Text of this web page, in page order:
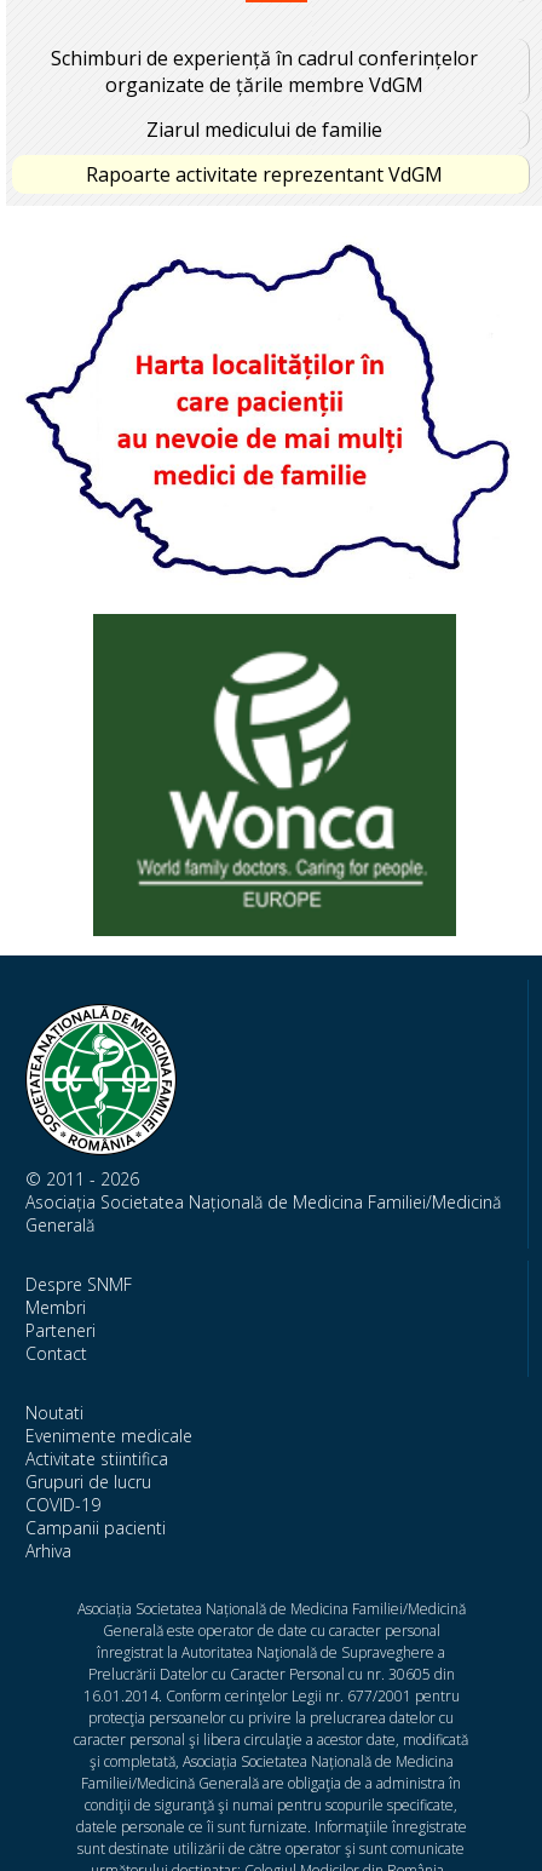
Schimburi de experiență în cadrul conferințelor
organizate de țările membre VdGM
Ziarul medicului de familie
Rapoarte activitate reprezentant VdGM
© 2011 - 2026
Asociația Societatea Națională de Medicina Familiei/Medicină
Generală
Despre SNMF
Membri
Parteneri
Contact
Noutati
Evenimente medicale
Activitate stiintifica
Grupuri de lucru
COVID-19
Campanii pacienti
Arhiva
Asociația Societatea Națională de Medicina Familiei/Medicină
Generală este operator de date cu caracter personal
înregistrat la Autoritatea Naţională de Supraveghere a
Prelucrării Datelor cu Caracter Personal cu nr. 30605 din
16.01.2014. Conform cerinţelor Legii nr. 677/2001 pentru
protecţia persoanelor cu privire la prelucrarea datelor cu
caracter personal şi libera circulaţie a acestor date, modificată
şi completată, Asociația Societatea Națională de Medicina
Familiei/Medicină Generală are obligaţia de a administra în
condiţii de siguranţă şi numai pentru scopurile specificate,
datele personale ce îi sunt furnizate. Informaţiile înregistrate
sunt destinate utilizării de către operator şi sunt comunicate